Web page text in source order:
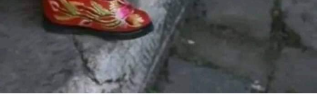
لأن كلّ من سأل يعطى، وكل ما تسألونه في الصلاة بإيمان
تنالونه”. (ص 11).
ويستفيض المؤلف فيشرح مفاهيم الأخ نور الروحية العميقة حيث
يرجّح في شرحه على أن المسيحيّة في حياته ثورة مستمرة على
الذات وفي الذات (ص 13).